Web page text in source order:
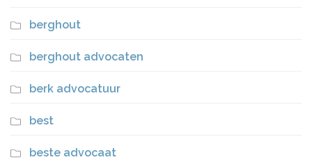
berghout
berghout advocaten
berk advocatuur
best
beste advocaat